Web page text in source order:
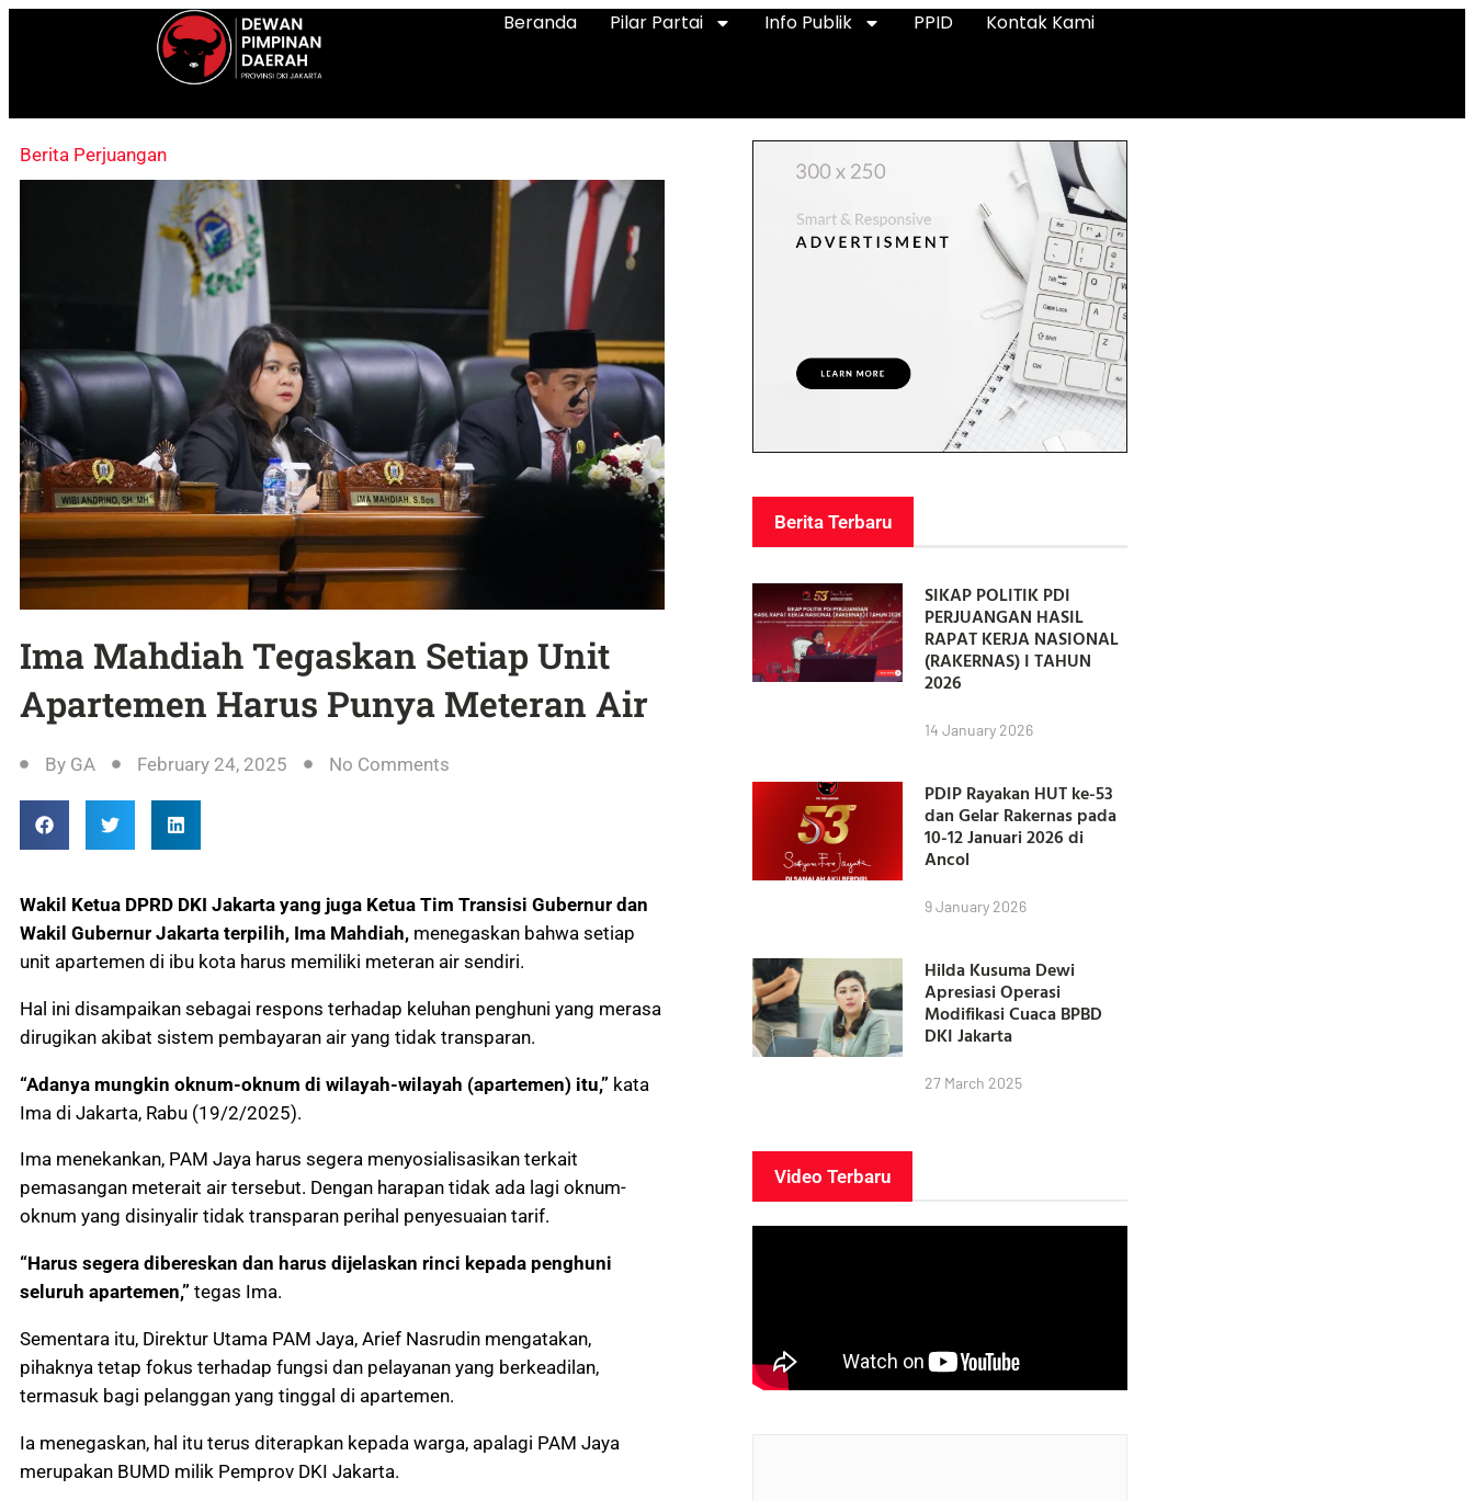
Beranda Pilar Partai Info Publik PPID Kontak Kami
Berita Perjuangan
Ima Mahdiah Tegaskan Setiap Unit
Apartemen Harus Punya Meteran Air
By GA February 24, 2025 No Comments
Wakil Ketua DPRD DKI Jakarta yang juga Ketua Tim Transisi Gubernur dan
Wakil Gubernur Jakarta terpilih, Ima Mahdiah, menegaskan bahwa setiap
unit apartemen di ibu kota harus memiliki meteran air sendiri.
Hal ini disampaikan sebagai respons terhadap keluhan penghuni yang merasa
dirugikan akibat sistem pembayaran air yang tidak transparan.
“Adanya mungkin oknum-oknum di wilayah-wilayah (apartemen) itu,” kata
Ima di Jakarta, Rabu (19/2/2025).
Ima menekankan, PAM Jaya harus segera menyosialisasikan terkait
pemasangan meterait air tersebut. Dengan harapan tidak ada lagi oknum-
oknum yang disinyalir tidak transparan perihal penyesuaian tarif.
“Harus segera dibereskan dan harus dijelaskan rinci kepada penghuni
seluruh apartemen,” tegas Ima.
Sementara itu, Direktur Utama PAM Jaya, Arief Nasrudin mengatakan,
pihaknya tetap fokus terhadap fungsi dan pelayanan yang berkeadilan,
termasuk bagi pelanggan yang tinggal di apartemen.
Ia menegaskan, hal itu terus diterapkan kepada warga, apalagi PAM Jaya
merupakan BUMD milik Pemprov DKI Jakarta.
Berita Terbaru
SIKAP POLITIK PDI
PERJUANGAN HASIL
RAPAT KERJA NASIONAL
(RAKERNAS) I TAHUN
2026
14 January 2026
PDIP Rayakan HUT ke-53
dan Gelar Rakernas pada
10-12 Januari 2026 di
Ancol
9 January 2026
Hilda Kusuma Dewi
Apresiasi Operasi
Modifikasi Cuaca BPBD
DKI Jakarta
27 March 2025
Video Terbaru